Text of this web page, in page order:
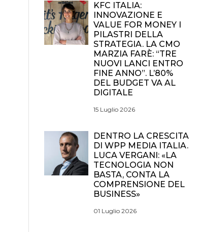
KFC ITALIA:
INNOVAZIONE E
VALUE FOR MONEY I
PILASTRI DELLA
STRATEGIA. LA CMO
MARZIA FARÈ: “TRE
NUOVI LANCI ENTRO
FINE ANNO”. L’80%
DEL BUDGET VA AL
DIGITALE
15 Luglio 2026
DENTRO LA CRESCITA
DI WPP MEDIA ITALIA.
LUCA VERGANI: «LA
TECNOLOGIA NON
BASTA, CONTA LA
COMPRENSIONE DEL
BUSINESS»
01 Luglio 2026